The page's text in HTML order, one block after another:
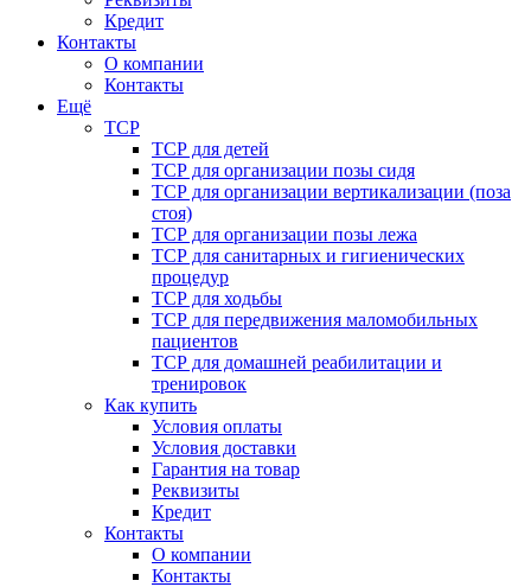
Кредит
Контакты
О компании
Контакты
Ещё
ТСР
ТСР для детей
ТСР для организации позы сидя
ТСР для организации вертикализации (поза
стоя)
ТСР для организации позы лежа
ТСР для санитарных и гигиенических
процедур
ТСР для ходьбы
ТСР для передвижения маломобильных
пациентов
ТСР для домашней реабилитации и
тренировок
Как купить
Условия оплаты
Условия доставки
Гарантия на товар
Реквизиты
Кредит
Контакты
О компании
Контакты